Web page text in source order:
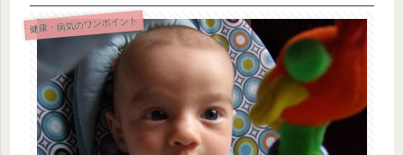
健康・病気のワンポイント